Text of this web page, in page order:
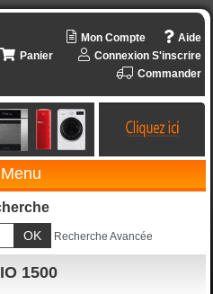
Aide
Mon Compte
Connexion S'inscrire
Panier
Commander
Menu
Recherche Avancée
1500